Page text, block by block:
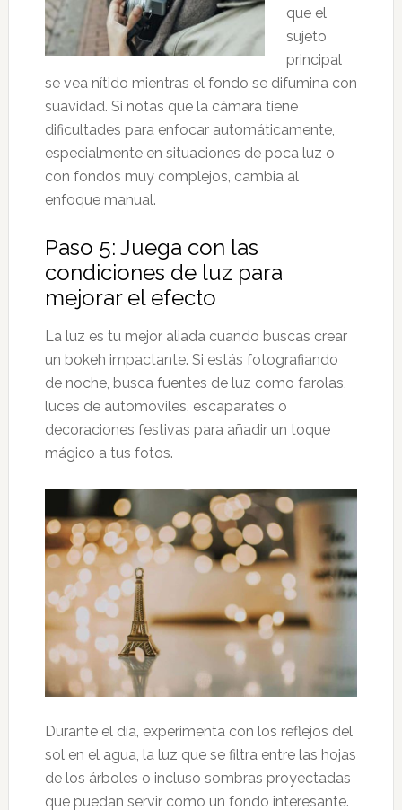
que el
sujeto
principal
se vea nítido mientras el fondo se difumina con
suavidad. Si notas que la cámara tiene
dificultades para enfocar automáticamente,
especialmente en situaciones de poca luz o
con fondos muy complejos, cambia al
enfoque manual.
Paso 5: Juega con las
condiciones de luz para
mejorar el efecto
La luz es tu mejor aliada cuando buscas crear
un bokeh impactante. Si estás fotografiando
de noche, busca fuentes de luz como farolas,
luces de automóviles, escaparates o
decoraciones festivas para añadir un toque
mágico a tus fotos.
Durante el día, experimenta con los reflejos del
sol en el agua, la luz que se filtra entre las hojas
de los árboles o incluso sombras proyectadas
que puedan servir como un fondo interesante.